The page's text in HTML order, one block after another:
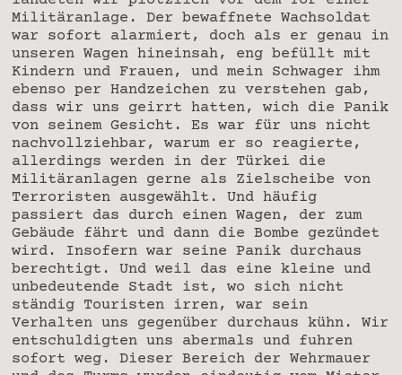
Militäranlage. Der bewaffnete Wachsoldat
war sofort alarmiert, doch als er genau in
unseren Wagen hineinsah, eng befüllt mit
Kindern und Frauen, und mein Schwager ihm
ebenso per Handzeichen zu verstehen gab,
dass wir uns geirrt hatten, wich die Panik
von seinem Gesicht. Es war für uns nicht
nachvollziehbar, warum er so reagierte,
allerdings werden in der Türkei die
Militäranlagen gerne als Zielscheibe von
Terroristen ausgewählt. Und häufig
passiert das durch einen Wagen, der zum
Gebäude fährt und dann die Bombe gezündet
wird. Insofern war seine Panik durchaus
berechtigt. Und weil das eine kleine und
unbedeutende Stadt ist, wo sich nicht
ständig Touristen irren, war sein
Verhalten uns gegenüber durchaus kühn. Wir
entschuldigten uns abermals und fuhren
sofort weg. Dieser Bereich der Wehrmauer